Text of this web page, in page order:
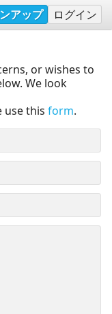
アップ ログイン
or wishes to
We look
use this form.